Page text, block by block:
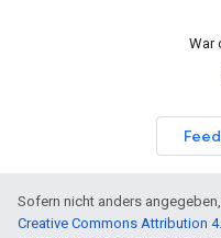
War
Sofern nicht anders
Creative Commons Attribution